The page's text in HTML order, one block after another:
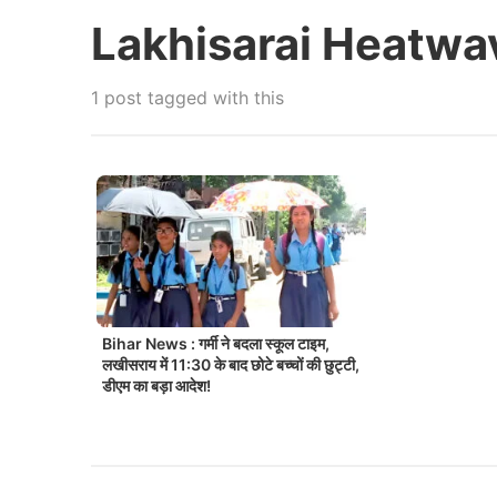
Lakhisarai
1 post tagged with this
Bihar News : गर्मी ने बदला स्कूल टाइम,
लखीसराय में 11:30 के बाद छोटे बच्चों की छुट्टी,
डीएम का बड़ा आदेश!